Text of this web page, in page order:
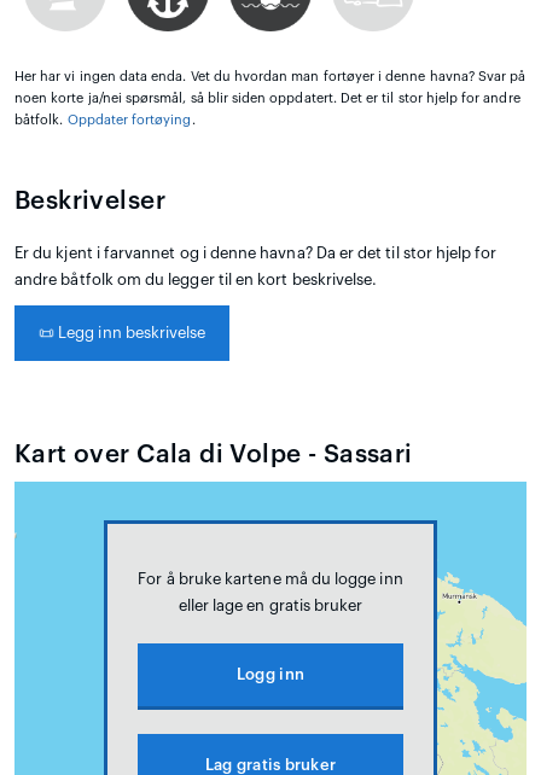
Her har vi ingen data enda. Vet du hvordan man fortøyer i denne havna? Svar på
noen korte ja/nei spørsmål, så blir siden oppdatert. Det er til stor hjelp for andre
båtfolk. Oppdater fortøying .
Beskrivelser
Er du kjent i farvannet og i denne havna? Da er det til stor hjelp for
andre båtfolk om du legger til en kort beskrivelse.
📜 Legg inn beskrivelse
Kart over Cala di Volpe - Sassari
For å bruke kartene må du logge inn
eller lage en gratis bruker
Logg inn
Lag gratis bruker